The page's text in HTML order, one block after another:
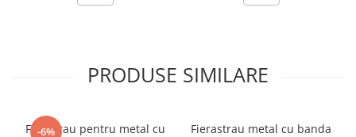
PRODUSE SIMILARE
-6%
Ferastrau pentru metal cu
Fierastrau metal cu banda